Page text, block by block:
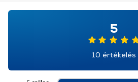
5
10 értékelés